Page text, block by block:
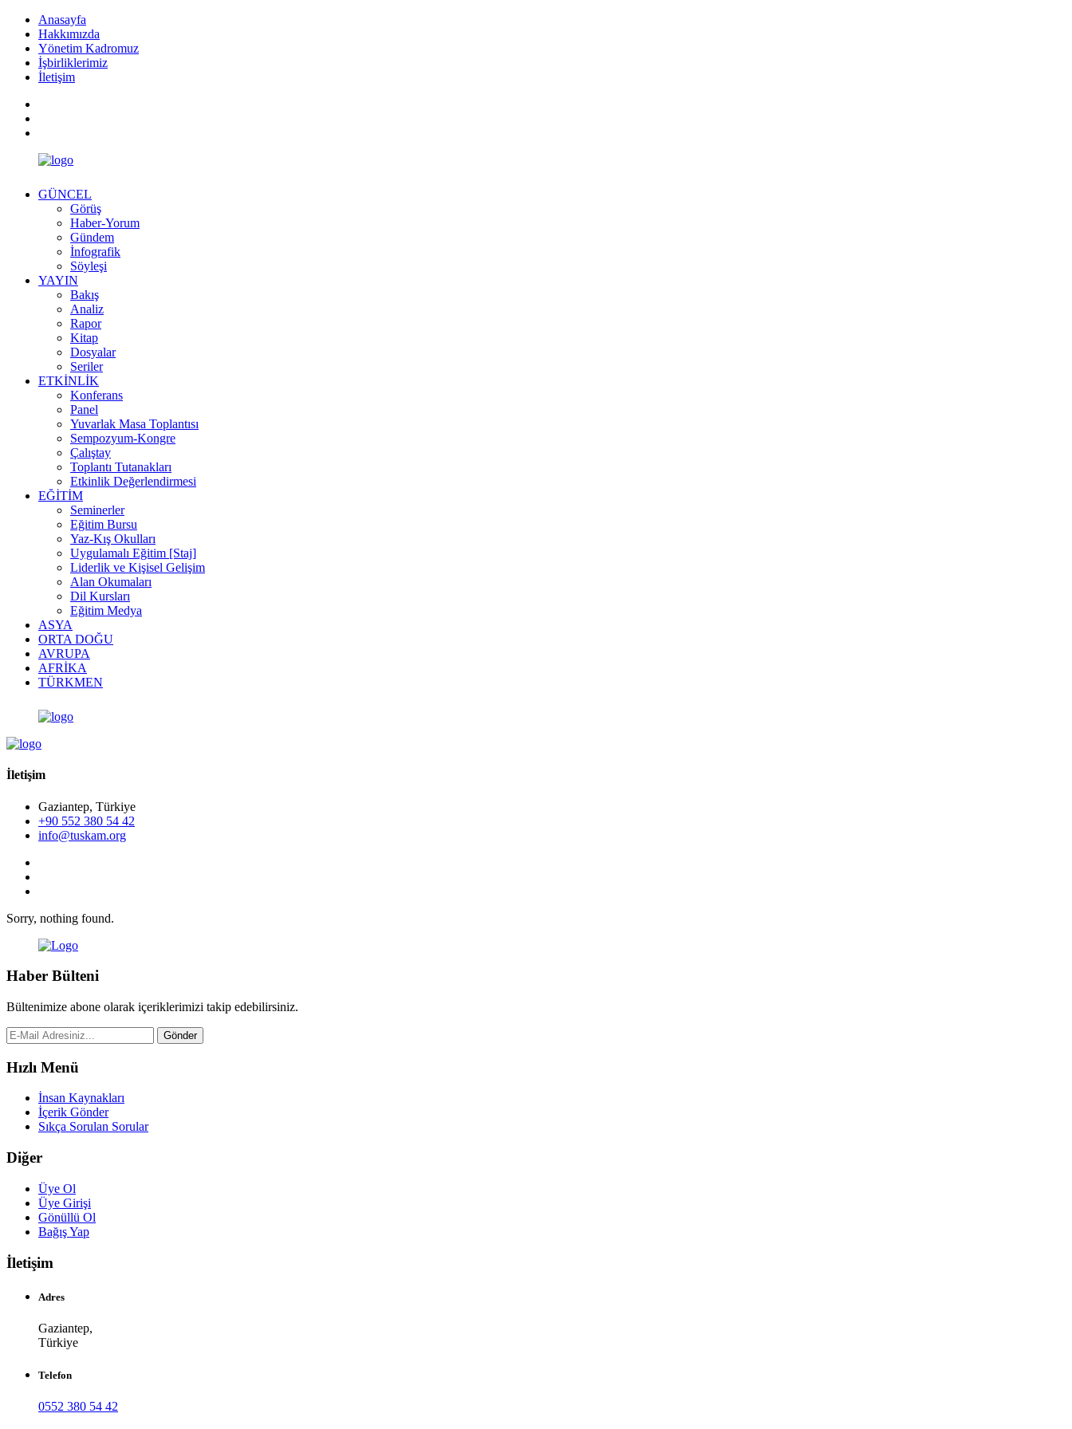
Anasayfa
Hakkımızda
Yönetim Kadromuz
İşbirliklerimiz
İletişim
GÜNCEL
Görüş
Haber-Yorum
Gündem
İnfografik
Söyleşi
YAYIN
Bakış
Analiz
Rapor
Kitap
Dosyalar
Seriler
ETKİNLİK
Konferans
Panel
Yuvarlak Masa Toplantısı
Sempozyum-Kongre
Çalıştay
Toplantı Tutanakları
Etkinlik Değerlendirmesi
EĞİTİM
Seminerler
Eğitim Bursu
Yaz-Kış Okulları
Uygulamalı Eğitim [Staj]
Liderlik ve Kişisel Gelişim
Alan Okumaları
Dil Kursları
Eğitim Medya
ASYA
ORTA DOĞU
AVRUPA
AFRİKA
TÜRKMEN
İletişim
Gaziantep, Türkiye
+90 552 380 54 42
info@tuskam.org
Sorry, nothing found.
Haber Bülteni
Bültenimize abone olarak içeriklerimizi takip edebilirsiniz.
Gönder
Hızlı Menü
İnsan Kaynakları
İçerik Gönder
Sıkça Sorulan Sorular
Diğer
Üye Ol
Üye Girişi
Gönüllü Ol
Bağış Yap
İletişim
Adres
Gaziantep,
Türkiye
Telefon
0552 380 54 42